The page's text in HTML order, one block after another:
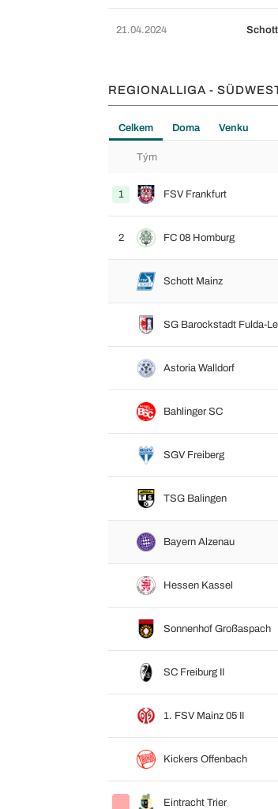
21.04.2024
REGIONALLIGA -
Celkem Doma Venku
Tým
1 FSV Frankfurt
2 FC 08 Homburg
Schott Mainz
SG Barockstadt Fulda-
Astoria Walldorf
Bahlinger SC
SGV Freiberg
TSG Balingen
Bayern Alzenau
Hessen Kassel
Sonnenhof Großaspach
SC Freiburg II
1. FSV Mainz 05 II
Kickers Offenbach
Eintracht Trier